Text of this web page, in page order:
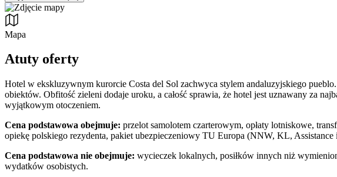
Mapa
Atuty oferty
Hotel w ekskluzywnym kurorcie Costa del Sol zachwyca stylem andaluzyjskiego
obiektów. Obfitość zieleni dodaje uroku, a całość sprawia, że hotel jest uznawany za
wyjątkowym otoczeniem.
Cena podstawowa obejmuje: przelot samolotem czarterowym, opłaty lotniskowe,
opiekę polskiego rezydenta, pakiet ubezpieczeniowy TU Europa (NNW, KL, Assistance
Cena podstawowa nie obejmuje: wycieczek lokalnych, posiłków innych niż
wydatków osobistych.